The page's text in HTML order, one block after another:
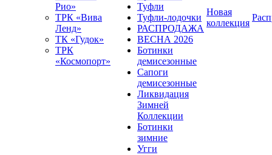
Рио»
ТРК «Вива
Ленд»
ТК «Гудок»
ТРК
«Космопорт»
Туфли
Туфли-лодочки
РАСПРОДАЖА
ВЕСНА 2026
Ботинки
демисезонные
Сапоги
демисезонные
Ликвидация
Зимней
Коллекции
Ботинки
зимние
Угги
Новая
коллекция